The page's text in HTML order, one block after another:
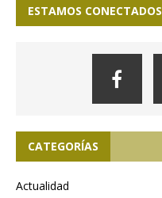
ESTAMOS CONECTADOS
CATEGORÍAS
Actualidad